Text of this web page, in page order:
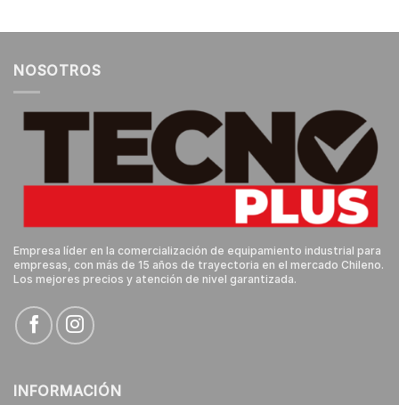
NOSOTROS
Empresa líder en la comercialización de equipamiento industrial para
empresas, con más de 15 años de trayectoria en el mercado Chileno.
Los mejores precios y atención de nivel garantizada.
INFORMACIÓN